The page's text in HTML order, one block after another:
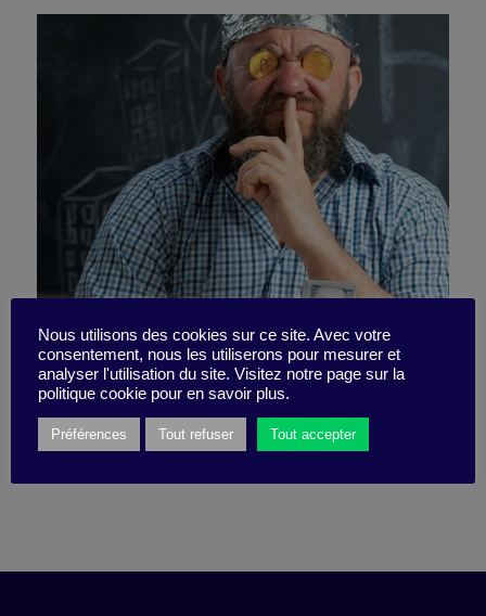
Dare confront people!
18 November 2024
Nous utilisons des cookies sur ce site. Avec votre
consentement, nous les utiliserons pour mesurer et
analyser l'utilisation du site. Visitez notre page sur la
politique cookie pour en savoir plus.
Préférences Tout refuser Tout accepter